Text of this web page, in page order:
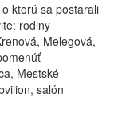
ktorú sa postarali
rodiny
Melegová,
Mestské
salón